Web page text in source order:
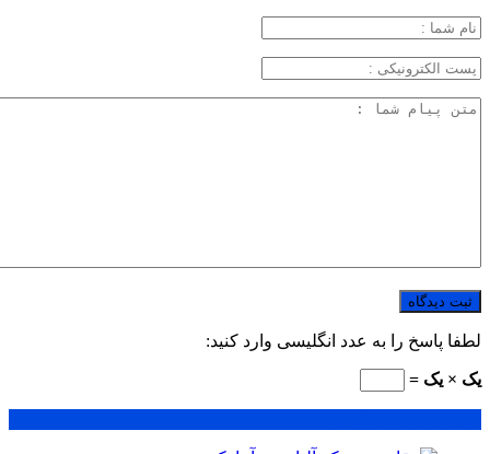
لطفا پاسخ را به عدد انگلیسی وارد کنید:
یک × یک =